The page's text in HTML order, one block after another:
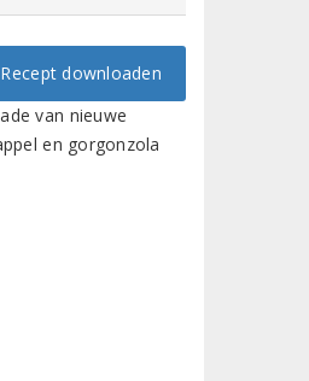
Recept downloaden